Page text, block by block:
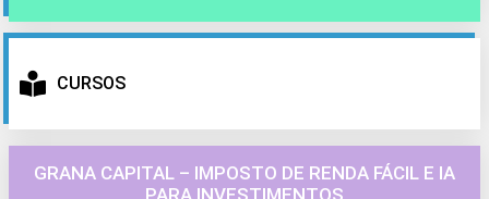
CURSOS
GRANA CAPITAL – IMPOSTO DE RENDA FÁCIL E IA